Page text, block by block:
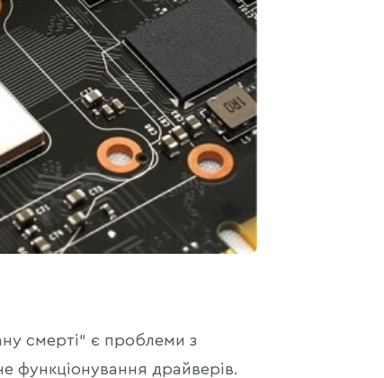
смерті" є проблеми з
функціонування драйверів.